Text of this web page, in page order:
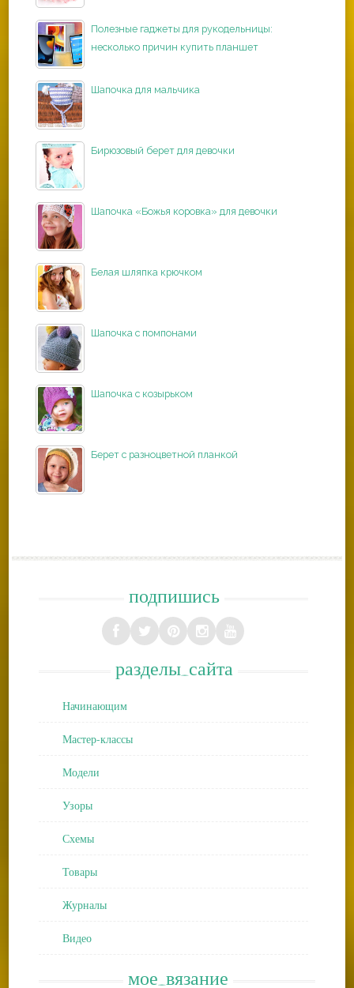
Полезные гаджеты для рукодельницы:
несколько причин купить планшет
Шапочка для мальчика
Бирюзовый берет для девочки
Шапочка «Божья коровка» для девочки
Белая шляпка крючком
Шапочка с помпонами
Шапочка с козырьком
Берет с разноцветной планкой
подпишись
разделы_сайта
Начинающим
Мастер-классы
Модели
Узоры
Схемы
Товары
Журналы
Видео
мое_вязание